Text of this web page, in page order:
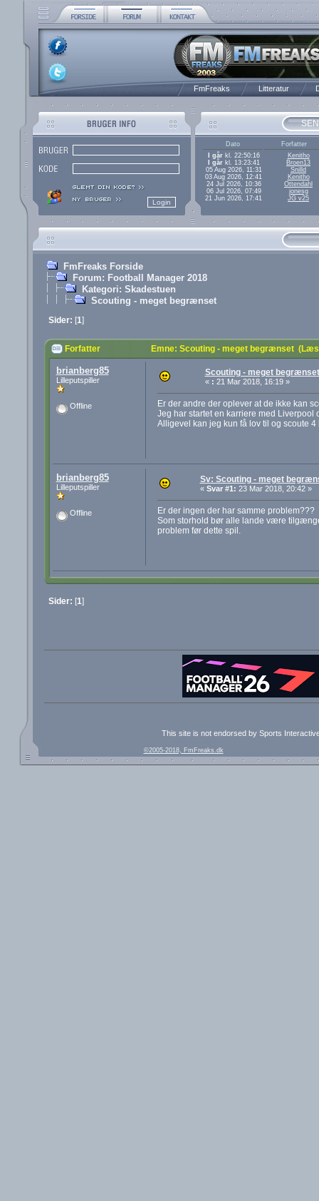
FmFreaks Litteratur
Dato
Forfatter
I gårkl. 22:50:16
Kenitho
I gårkl. 13:23:41
Broen13
05 Aug 2026, 11:31
Snilld
03 Aug 2026, 12:41
Kenitho
24 Jul 2026, 10:36
Ottendahl
06 Jul 2026, 07:49
jonesg
21 Jun 2026, 17:41
JG v25
FmFreaks Forside
Forum: Football Manager 2018
Kategori: Skadestuen
Scouting - meget begrænset
Sider: [1]
Forfatter Emne: Scouting - meget begrænset
brianberg85
Lilleputspiller
Offline
Scouting - meget begrænset
« : 21 Mar 2018, 16:19 »
Er der andre der oplever at de ikke kan
Jeg har startet en karriere med Liverpool
Alligevel kan jeg kun få lov til og scoute 4
brianberg85
Lilleputspiller
Offline
Sv: Scouting - meget
« Svar #1: 23 Mar 2018, 20:42 »
Er der ingen der har samme problem???
Som storhold bør alle lande være
problem før dette spil.
Sider: [1]
This site is not endorsed by Sports
©2005-2018, FmFreaks.dk